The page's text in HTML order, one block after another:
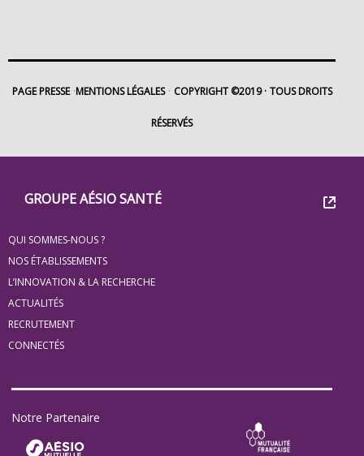
Groupe
Eovi
pour
les
minis
site
GROUPE AÉSIO SANTÉ
QUI SOMMES-NOUS ?
NOS ÉTABLISSEMENTS
L’INNOVATION & LA RECHERCHE
ACTUALITÉS
RECRUTEMENT
CONNECTÉS
Notre Partenaire
PAGE PRESSE MENTIONS LÉGALES COPYRIGHT ©2019 TOUS DROITS
RÉSERVÉS